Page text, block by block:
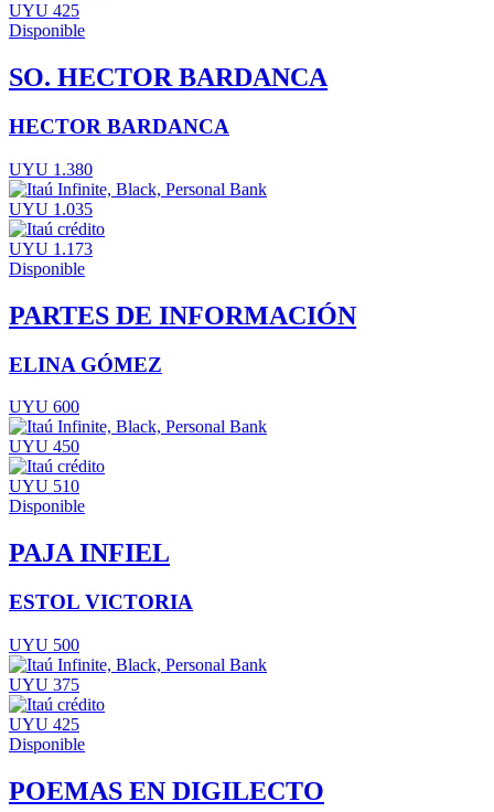
UYU 425
Disponible
SO. HECTOR BARDANCA
HECTOR BARDANCA
UYU 1.380
UYU 1.035
UYU 1.173
Disponible
PARTES DE INFORMACIÓN
ELINA GÓMEZ
UYU 600
UYU 450
UYU 510
Disponible
PAJA INFIEL
ESTOL VICTORIA
UYU 500
UYU 375
UYU 425
Disponible
POEMAS EN DIGILECTO